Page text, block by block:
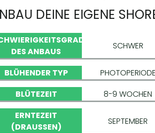
DEINE EIGENE
DES ANBAUS
SCHWER
BLÜHENDER TYP
PHOTOPERIODE
BLÜTEZEIT
8-9 WOCHEN
ERNTEZEIT
(DRAUSSEN)
SEPTEMBER